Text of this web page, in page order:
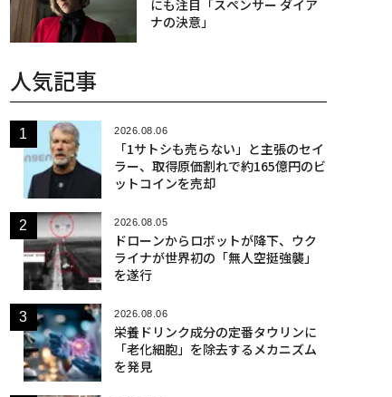
にも注目「スペンサー ダイア
ナの決意」
人気記事
2026.08.06
「1サトシも売らない」と主張のセイ
ラー、取得原価割れで約165億円のビ
ットコインを売却
2026.08.05
ドローンからロボットが降下、ウク
ライナが世界初の「無人空挺強襲」
を遂行
2026.08.06
栄養ドリンク成分の定番タウリンに
「老化細胞」を除去するメカニズム
を発見